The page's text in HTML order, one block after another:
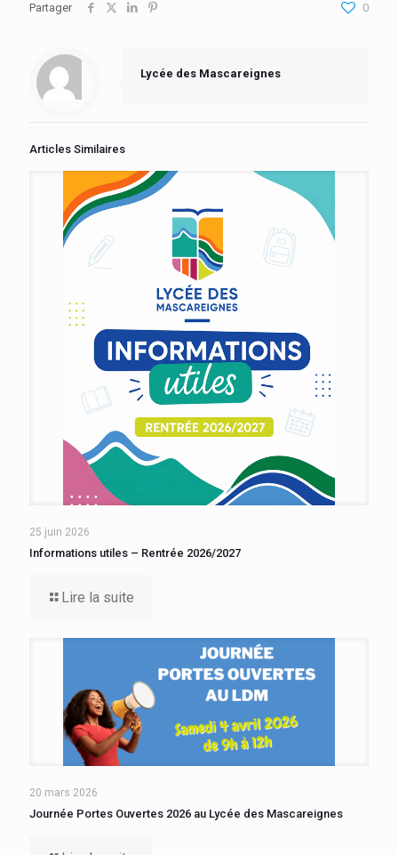
Partager 0
Lycée des Mascareignes
Articles Similaires
25 juin 2026
Informations utiles – Rentrée 2026/2027
Lire la suite
20 mars 2026
Journée Portes Ouvertes 2026 au Lycée des Mascareignes